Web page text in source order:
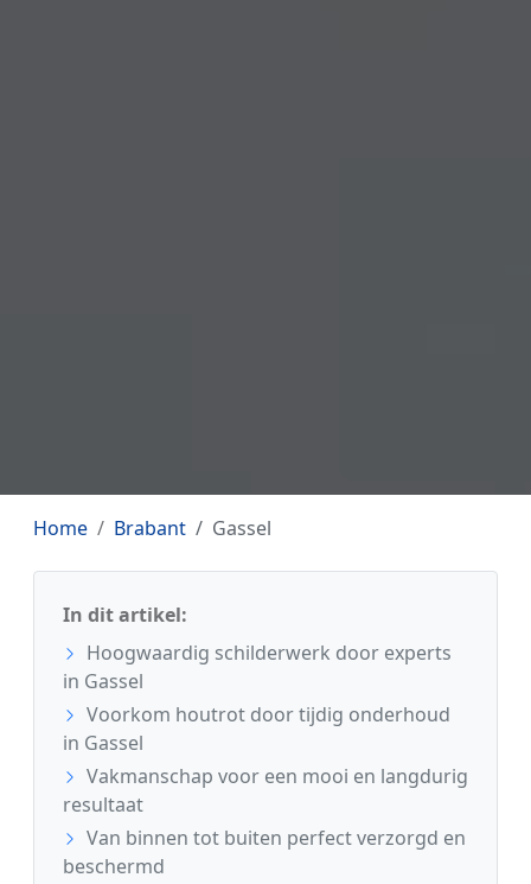
Home Brabant Gassel
In dit artikel:
Hoogwaardig schilderwerk door experts
in Gassel
Voorkom houtrot door tijdig onderhoud
in Gassel
Vakmanschap voor een mooi en langdurig
resultaat
Van binnen tot buiten perfect verzorgd en
beschermd